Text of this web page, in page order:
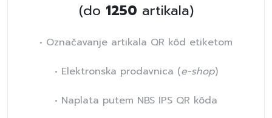
(do 1250 artikala)
• Označavanje artikala QR kôd etiketom
• Elektronska prodavnica (e-shop)
• Naplata putem NBS IPS QR kôda